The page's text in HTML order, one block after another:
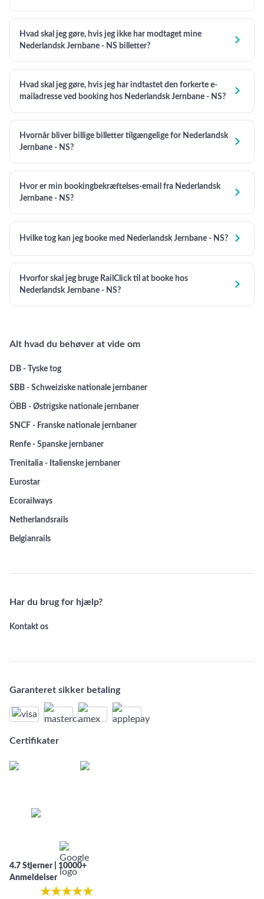
Hvad skal jeg gøre, hvis jeg ikke har modtaget mine
Nederlandsk Jernbane - NS billetter?

Hvad skal jeg gøre, hvis jeg har indtastet den forkerte e-
mailadresse ved booking hos Nederlandsk Jernbane - NS?

Hvornår bliver billige billetter tilgængelige for Nederlandsk
Jernbane - NS?

Hvor er min bookingbekræftelses-email fra Nederlandsk
Jernbane - NS?

Hvilke tog kan jeg booke med Nederlandsk Jernbane - NS? 
Hvorfor skal jeg bruge RailClick til at booke hos
Nederlandsk Jernbane - NS?

Alt hvad du behøver at vide om
DB - Tyske tog
SBB - Schweiziske nationale jernbaner
ÖBB - Østrigske nationale jernbaner
SNCF - Franske nationale jernbaner
Renfe - Spanske jernbaner
Trenitalia - Italienske jernbaner
Eurostar
Ecorailways
Netherlandsrails
Belgianrails
Har du brug for hjælp?
Kontakt os
Garanteret sikker betaling
Certifikater
4.7 Stjerner | 10000+
Anmeldelser
★★★★★